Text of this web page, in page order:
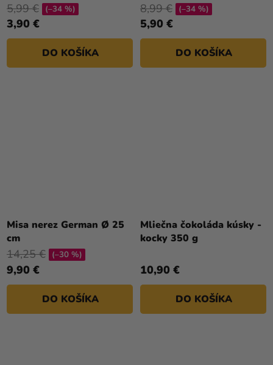
3,90 €
5,99 € (–34 %)
DO KOŠÍKA
5,90 €
8,99 € (–34 %)
DO KOŠÍKA
Misa nerez German Ø 25
cm
9,90 €
14,25 € (–30 %)
DO KOŠÍKA
Mliečna čokoláda kúsky -
kocky 350 g
10,90 €
DO KOŠÍKA